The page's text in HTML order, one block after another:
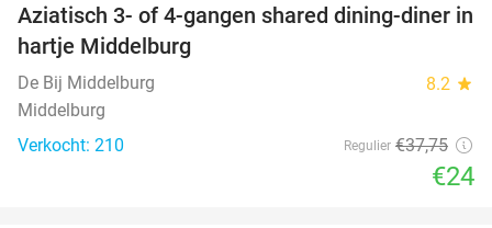
36%
Aziatisch 3- of 4-gangen shared dining-diner in
hartje Middelburg
De Bij Middelburg 8.2 star
Middelburg
Verkocht: 210
Regulier €37,75
€24